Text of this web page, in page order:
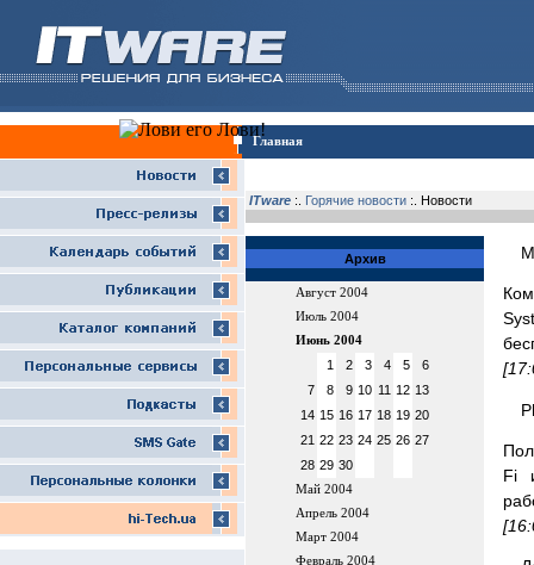
Главная
ITware :. Горячие новости :. Новости
Архив
Август 2004
Июль 2004
Июнь 2004
1 2 3 4 5
6
7
8 9 10 11 12 13
14 15 16 17 18 19 20
21 22 23 24 25 26 27
28 29 30
Май 2004
Апрель 2004
Март 2004
Февраль 2004
Fi